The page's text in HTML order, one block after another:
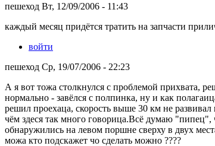
пешеход Вт, 12/09/2006 - 11:43
каждый месяц придётся тратить на запчасти
войти
пешеход Ср, 19/07/2006 - 22:23
А я вот тожа столкнулся с проблемой прихвата,
нормально - завёлся с полпинка, ну и как
решил проехаца, скорость выше 30 км не развивал
чём здеся так много говорица.Всё думаю "пипец",
обнаружились на левом поршне сверху в двух
можа кто подскажет чо сделать можно ????